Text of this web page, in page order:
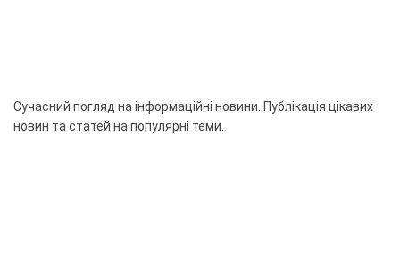
Сучасний погляд на інформаційні новини. Публікація цікавих
новин та статей на популярні теми.